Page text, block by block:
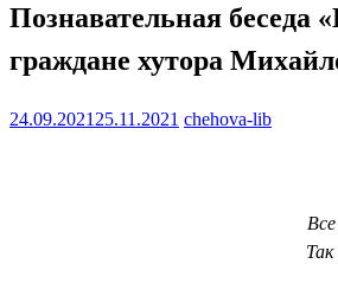
Познавательная беседа
граждане хутора
24.09.2021 25.11.2021 chehova-lib